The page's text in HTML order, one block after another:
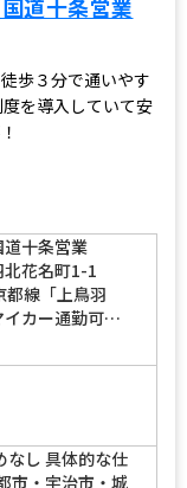
道十条営業
歩３分で通いやす
を導入していて安
道十条営業
北花名町1-1
イカー通勤可…